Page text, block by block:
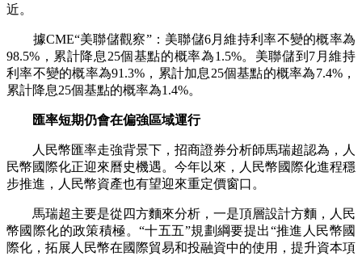
近。
據CME“美聯儲觀察”：美聯儲6月維持利率不變的概率為
98.5%，累計降息25個基點的概率為1.5%。美聯儲到7月維持
利率不變的概率為91.3%，累計加息25個基點的概率為7.4%，
累計降息25個基點的概率為1.4%。
匯率短期仍會在偏強區域運行
人民幣匯率走強背景下，招商證券分析師馬瑞超認為，人
民幣國際化正迎來曆史機遇。今年以來，人民幣國際化進程穩
步推進，人民幣資產也有望迎來重定價窗口。
馬瑞超主要是從四方麵來分析，一是頂層設計方麵，人民
幣國際化的政策積極。“十五五”規劃綱要提出“推進人民幣國
際化，拓展人民幣在國際貿易和投融資中的使用，提升資本項